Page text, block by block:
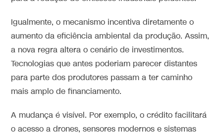
Igualmente, o mecanismo incentiva diretamente o
aumento da eficiência ambiental da produção. Assim,
a nova regra altera o cenário de investimentos.
Tecnologias que antes poderiam parecer distantes
para parte dos produtores passam a ter caminho
mais amplo de financiamento.
A mudança é visível. Por exemplo, o crédito facilitará
o acesso a drones, sensores modernos e sistemas